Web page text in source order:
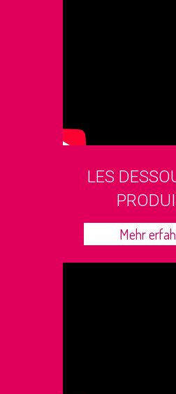
LES
Mehr